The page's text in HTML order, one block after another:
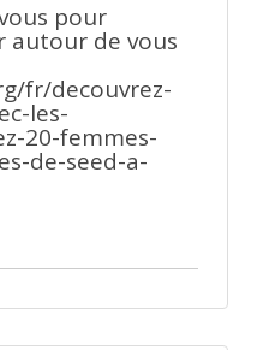
pour
autour de vous
fr/decouvrez-
les-
20-femmes-
de-seed-a-